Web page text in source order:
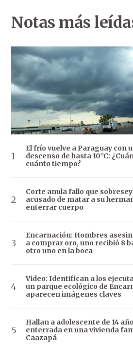
Notas más
El frío vuelve a Paraguay con
descenso de hasta 10°C:
cuánto tiempo?
Corte anula fallo que
acusado de matar a su
enterrar cuerpo
Encarnación: Hombres
a comprar oro, uno recibió 8
otro uno en la boca
Video: Identifican a los
un parque ecológico de
aparecen imágenes claves
Hallan a adolescente de 14
enterrada en una vivienda
Caazapá